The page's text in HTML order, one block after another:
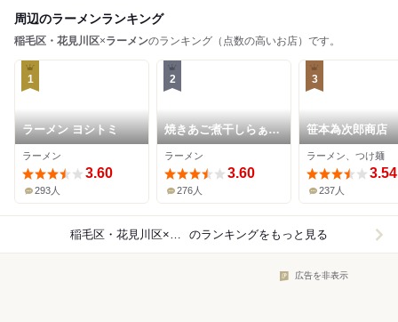
周辺のラーメンランキング
稲毛区・花見川区×ラーメンのランキング（点数の高いお店）です。
1
ラーメン ヨシトミ
ラーメン
3.60
293人
2
焼きあご煮干しらぁめ
ん はなかぜ
ラーメン
3.60
276人
3
笹本為次郎商店
ラーメン、つけ麺
3.54
237人
稲毛区・花見川区×ラーメン のランキングをもっと見る
広告を非表示